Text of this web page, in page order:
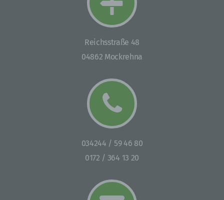
Reichsstraße 48
04862 Mockrehna
034244 / 59 46 80
0172 / 364 13 20
Verarbeitung ist jeder mit oder ohne Hilfe
automatisierter Verfahren ausgeführte Vorgang oder
personenbezogenen Daten wie das Erheben, das
Erfassen, die Organisation, das Ordnen, die
Speicherung, die Anpassung oder Veränderung, das
Offenlegung durch Übermittlung, Verbreitung oder eine
andere Form der Bereitstellung, den Abgleich oder die
Verknüpfung, die Einschränkung, das Löschen oder die
Einschränkung der Verarbeitung ist die Markierung